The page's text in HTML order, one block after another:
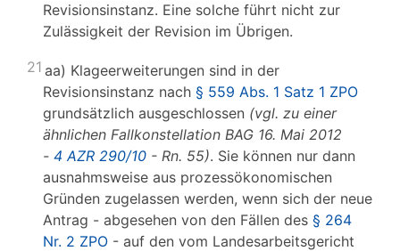
Revisionsinstanz. Eine solche führt nicht zur
Zulässigkeit der Revision im Übrigen.
21 aa) Klageerweiterungen sind in der
Revisionsinstanz nach § 559 Abs. 1 Satz 1 ZPO
grundsätzlich ausgeschlossen (vgl. zu einer
ähnlichen Fallkonstellation BAG 16. Mai 2012
- 4 AZR 290/10 - Rn. 55). Sie können nur dann
ausnahmsweise aus prozessökonomischen
Gründen zugelassen werden, wenn sich der neue
Antrag - abgesehen von den Fällen des § 264
Nr. 2 ZPO - auf den vom Landesarbeitsgericht